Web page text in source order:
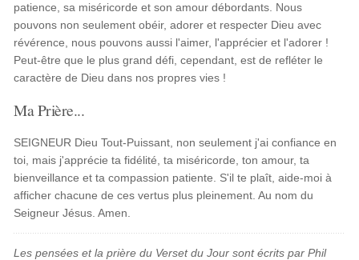
patience, sa miséricorde et son amour débordants. Nous
pouvons non seulement obéir, adorer et respecter Dieu avec
révérence, nous pouvons aussi l'aimer, l'apprécier et l'adorer !
Peut-être que le plus grand défi, cependant, est de refléter le
caractère de Dieu dans nos propres vies !
Ma Prière...
SEIGNEUR Dieu Tout-Puissant, non seulement j'ai confiance en
toi, mais j'apprécie ta fidélité, ta miséricorde, ton amour, ta
bienveillance et ta compassion patiente. S'il te plaît, aide-moi à
afficher chacune de ces vertus plus pleinement. Au nom du
Seigneur Jésus. Amen.
Les pensées et la prière du Verset du Jour sont écrits par Phil